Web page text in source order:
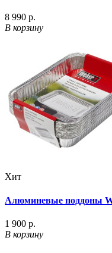
8 990 р.
В корзину
Хит
Алюминевые поддоны
1 900 р.
В корзину